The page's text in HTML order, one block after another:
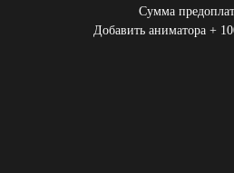
Сумма
Добавить аниматора +